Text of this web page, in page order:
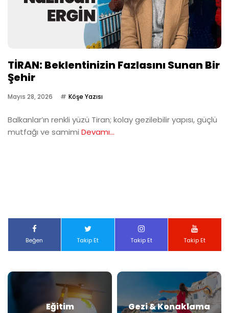
TİRAN: Beklentinizin Fazlasını Sunan Bir
Şehir
Mayıs 28, 2026 Köşe Yazısı
Balkanlar’ın renkli yüzü Tiran; kolay gezilebilir yapısı, güçlü
mutfağı ve samimi Devamı...
Beğen Takip Et Takip Et Takip Et
Eğitim Gezi & Konaklama